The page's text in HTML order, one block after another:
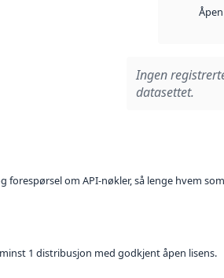
Ingen
datasettet.
om API-nøkler, så lenge hvem
1 distribusjon med godkjent åpen lisens.